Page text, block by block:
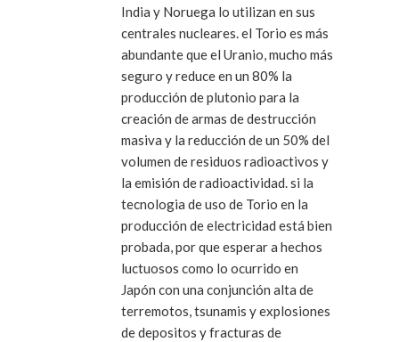
India y Noruega lo utilizan en sus
centrales nucleares. el Torio es más
abundante que el Uranio, mucho más
seguro y reduce en un 80% la
producción de plutonio para la
creación de armas de destrucción
masiva y la reducción de un 50% del
volumen de residuos radioactivos y
la emisión de radioactividad. si la
tecnologia de uso de Torio en la
producción de electricidad está bien
probada, por que esperar a hechos
luctuosos como lo ocurrido en
Japón con una conjunción alta de
terremotos, tsunamis y explosiones
de depositos y fracturas de